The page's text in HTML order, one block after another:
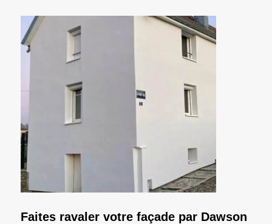
Faites ravaler votre façade par Dawson